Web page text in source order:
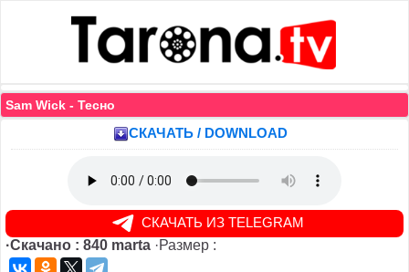
Sam Wick - Тесно
СКАЧАТЬ / DOWNLOAD
СКАЧАТЬ ИЗ TELEGRAM
·Скачано : 840 marta ·Размер :